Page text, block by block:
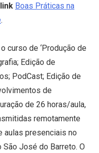
link Boas Práticas na
.
curso de ‘Produção de
Edição de
PodCast; Edição de
de
de 26 horas/aula,
remotamente
aulas presenciais no
José do Barreto. O